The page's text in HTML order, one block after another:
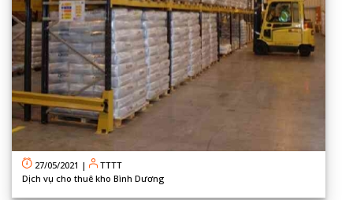
27/05/2021 |
TTTT
Dịch vụ cho thuê kho Bình Dương